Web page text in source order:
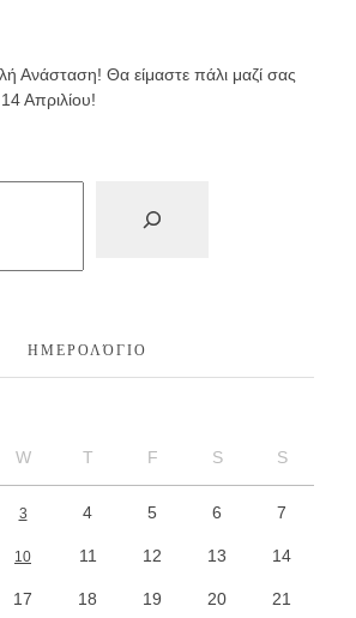
Ανάσταση! Θα είμαστε πάλι μαζί σας
Απριλίου!
ΗΜΕΡΟΛΌΓΙΟ
W T F S S
3 4 5 6 7
10 11 12 13 14
17 18 19 20 21